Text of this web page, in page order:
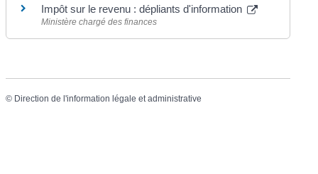
Impôt sur le revenu : dépliants d'information
Ministère chargé des finances
© Direction de l'information légale et administrative